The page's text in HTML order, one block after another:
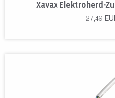
Xavax Elektroherd-
27,49